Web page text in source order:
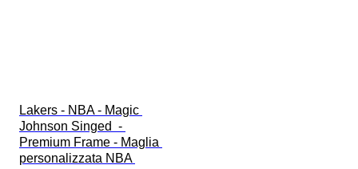
Lakers - NBA - Magic
Johnson Singed  -
Premium Frame - Maglia
personalizzata NBA